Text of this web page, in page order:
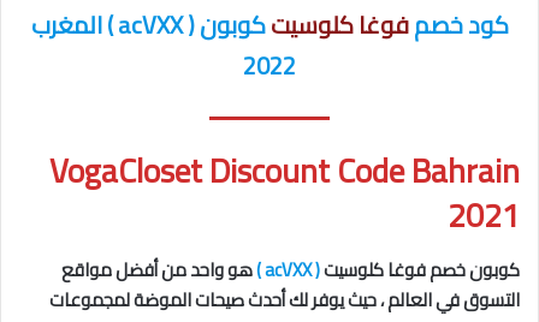
كود خصمفوغا كلوسيت
كوبون ( acVXX ) المغرب
2022
VogaCloset Discount Code Bahrain
2021
كوبون خصم فوغا كلوسيت( acVXX )
هو واحد من أفضل مواقع
التسوق في العالم ، حيث يوفر لك أحدث صيحات الموضة لمجموعات